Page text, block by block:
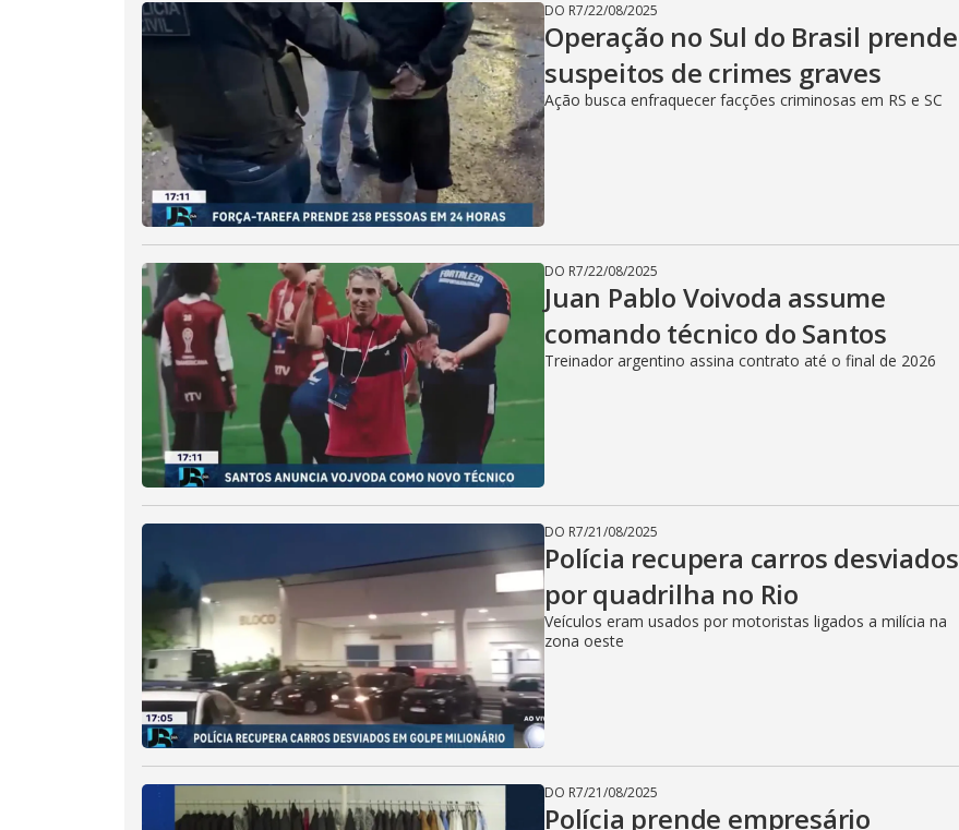
DO R7/22/08/2025
Operação no Sul do Brasil prende
suspeitos de crimes graves
Ação busca enfraquecer facções criminosas em RS e SC
DO R7/22/08/2025
Juan Pablo Voivoda assume
comando técnico do Santos
Treinador argentino assina contrato até o final de 2026
DO R7/21/08/2025
Polícia recupera carros desviados
por quadrilha no Rio
Veículos eram usados por motoristas ligados a milícia na
zona oeste
DO R7/21/08/2025
Polícia prende empresário